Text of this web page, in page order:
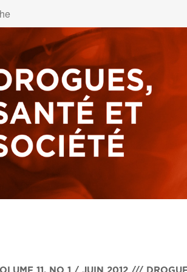
11, NO 1 / JUIN 2012 ///